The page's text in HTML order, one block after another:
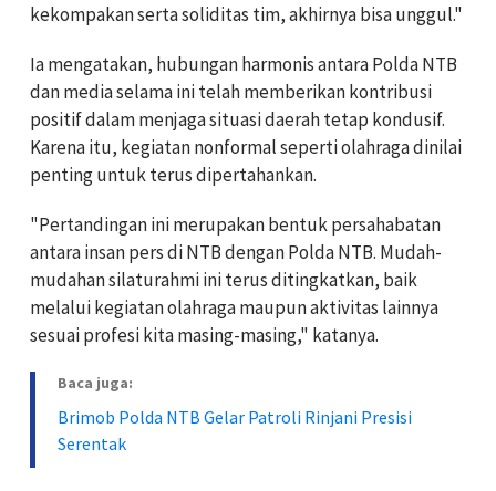
kekompakan serta soliditas tim, akhirnya bisa unggul."
Ia mengatakan, hubungan harmonis antara Polda NTB
dan media selama ini telah memberikan kontribusi
positif dalam menjaga situasi daerah tetap kondusif.
Karena itu, kegiatan nonformal seperti olahraga dinilai
penting untuk terus dipertahankan.
"Pertandingan ini merupakan bentuk persahabatan
antara insan pers di NTB dengan Polda NTB. Mudah-
mudahan silaturahmi ini terus ditingkatkan, baik
melalui kegiatan olahraga maupun aktivitas lainnya
sesuai profesi kita masing-masing," katanya.
Baca juga:
Brimob Polda NTB Gelar Patroli Rinjani Presisi
Serentak